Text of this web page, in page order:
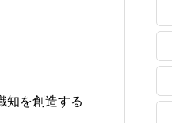
知を創造する